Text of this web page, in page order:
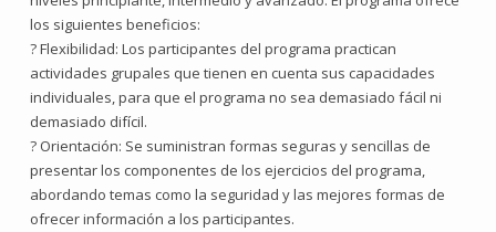
los siguientes beneficios:
? Flexibilidad: Los participantes del programa practican
actividades grupales que tienen en cuenta sus capacidades
individuales, para que el programa no sea demasiado fácil ni
demasiado difícil.
? Orientación: Se suministran formas seguras y sencillas de
presentar los componentes de los ejercicios del programa,
abordando temas como la seguridad y las mejores formas de
ofrecer información a los participantes.